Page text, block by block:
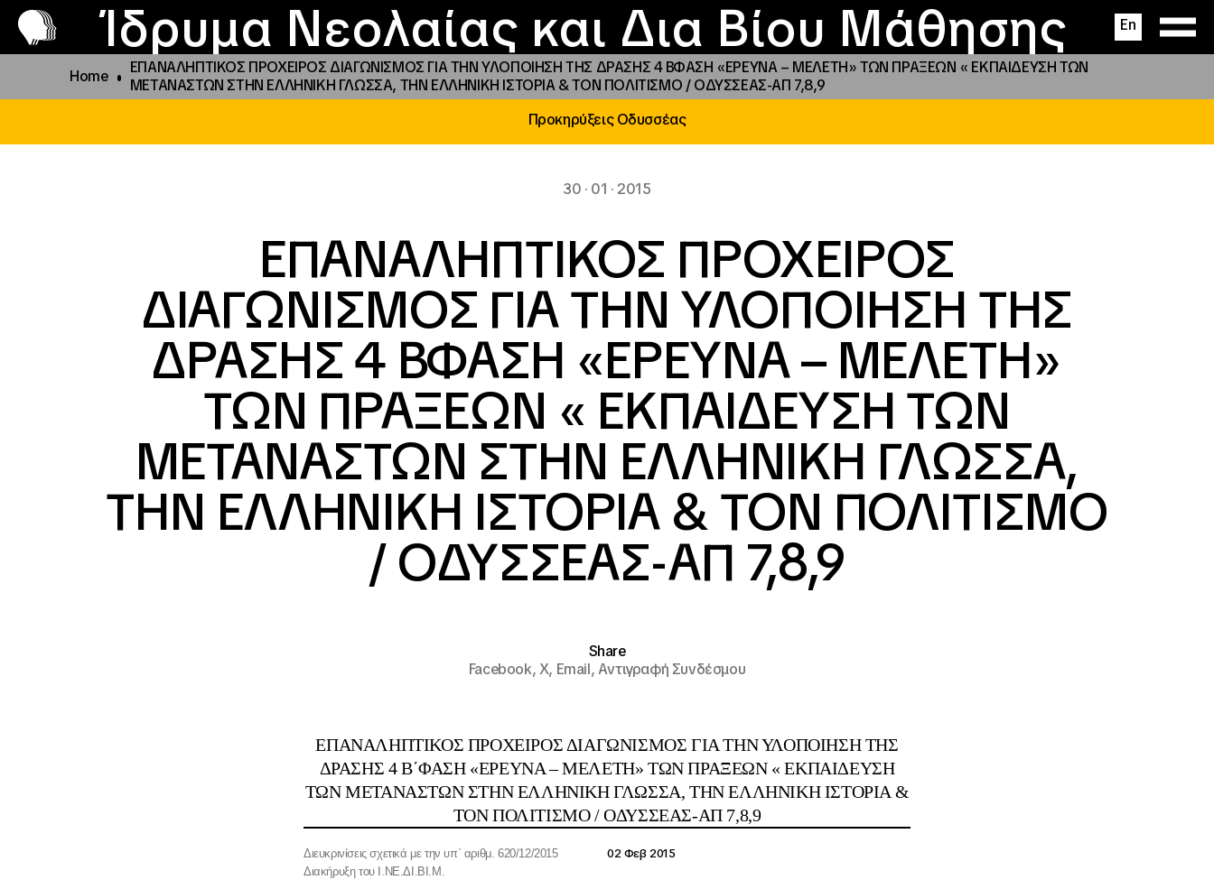
Ίδρυμα Νεολαίας και Δια Βίου Μάθησης En
Το ΙΝΕΔΙΒΙΜ
Προγράμματα και δράσεις
Φοιτητικές Εστίες
Παραχώρηση αιγίδας
Νέα
Επικοινωνία
Home
ΕΠΑΝΑΛΗΠΤΙΚΟΣ ΠΡΟΧΕΙΡΟΣ ΔΙΑΓΩΝΙΣΜΟΣ ΓΙΑ ΤΗΝ ΥΛΟΠΟΙΗΣΗ ΤΗΣ ΔΡΑΣΗΣ 4 Β΄ΦΑΣΗ «ΕΡΕΥΝΑ – ΜΕΛΕΤΗ» ΤΩΝ ΠΡΑΞΕΩΝ « ΕΚΠΑΙΔΕΥΣΗ ΤΩΝ
ΜΕΤΑΝΑΣΤΩΝ ΣΤΗΝ ΕΛΛΗΝΙΚΗ ΓΛΩΣΣΑ, ΤΗΝ ΕΛΛΗΝΙΚΗ ΙΣΤΟΡΙΑ & ΤΟΝ ΠΟΛΙΤΙΣΜΟ / ΟΔΥΣΣΕΑΣ-ΑΠ 7,8,9
Προκηρύξεις Οδυσσέας
30 · 01 · 2015
ΕΠΑΝΑΛΗΠΤΙΚΟΣ ΠΡΟΧΕΙΡΟΣ
ΔΙΑΓΩΝΙΣΜΟΣ ΓΙΑ ΤΗΝ ΥΛΟΠΟΙΗΣΗ ΤΗΣ
ΔΡΑΣΗΣ 4 Β΄ΦΑΣΗ «ΕΡΕΥΝΑ – ΜΕΛΕΤΗ»
ΤΩΝ ΠΡΑΞΕΩΝ « ΕΚΠΑΙΔΕΥΣΗ ΤΩΝ
ΜΕΤΑΝΑΣΤΩΝ ΣΤΗΝ ΕΛΛΗΝΙΚΗ ΓΛΩΣΣΑ,
ΤΗΝ ΕΛΛΗΝΙΚΗ ΙΣΤΟΡΙΑ & ΤΟΝ ΠΟΛΙΤΙΣΜΟ
/ ΟΔΥΣΣΕΑΣ-ΑΠ 7,8,9
Share
Facebook,X, Email,Αντιγραφή Συνδέσμου
ΕΠΑΝΑΛΗΠΤΙΚΟΣ ΠΡΟΧΕΙΡΟΣ ΔΙΑΓΩΝΙΣΜΟΣ ΓΙΑ ΤΗΝ ΥΛΟΠΟΙΗΣΗ ΤΗΣ
ΔΡΑΣΗΣ 4 Β΄ΦΑΣΗ «ΕΡΕΥΝΑ – ΜΕΛΕΤΗ» ΤΩΝ ΠΡΑΞΕΩΝ « ΕΚΠΑΙΔΕΥΣΗ
ΤΩΝ ΜΕΤΑΝΑΣΤΩΝ ΣΤΗΝ ΕΛΛΗΝΙΚΗ ΓΛΩΣΣΑ, ΤΗΝ ΕΛΛΗΝΙΚΗ ΙΣΤΟΡΙΑ &
ΤΟΝ ΠΟΛΙΤΙΣΜΟ / ΟΔΥΣΣΕΑΣ-ΑΠ 7,8,9
Διευκρινίσεις σχετικά με την υπ΄ αριθμ. 620/12/2015
Διακήρυξη του Ι.ΝΕ.ΔΙ.ΒΙ.Μ.
02 Φεβ 2015